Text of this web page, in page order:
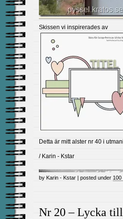
Skissen vi inspirerades av
Detta är mitt alster nr 40 i
/ Karin - Kstar
by Karin - Kstar | posted under 100
Nr 20 – Lycka till